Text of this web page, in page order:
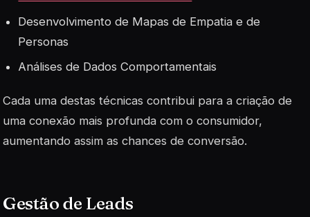
Desenvolvimento de Mapas de Empatia e de
Personas
Análises de Dados Comportamentais
Cada uma destas técnicas contribui para a criação de
uma conexão mais profunda com o consumidor,
aumentando assim as chances de conversão.
Gestão de Leads